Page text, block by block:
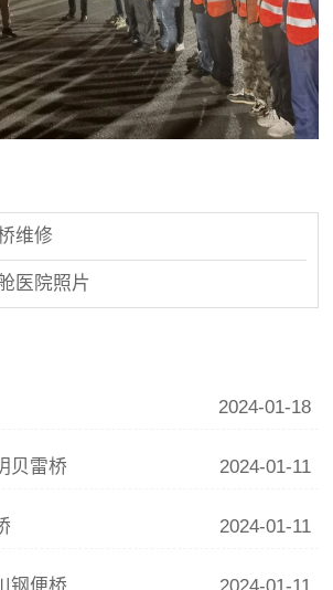
维修
医院照片
2024-01-18
贝雷桥 2024-01-11
2024-01-11